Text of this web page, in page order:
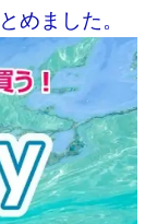
めました。